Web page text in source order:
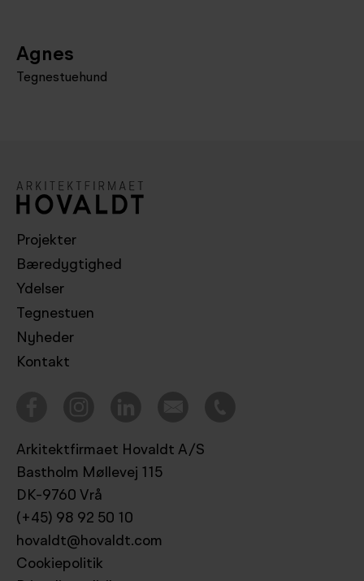
Agnes
Tegnestuehund
Projekter
Bæredygtighed
Ydelser
Tegnestuen
Nyheder
Kontakt
Arkitektfirmaet Hovaldt A/S
Bastholm Møllevej 115
DK-9760 Vrå
(+45) 98 92 50 10
hovaldt@hovaldt.com
Cookiepolitik